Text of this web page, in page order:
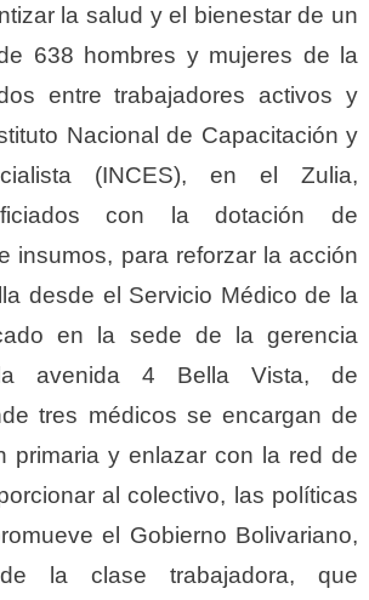
la salud y el bienestar de un
638 hombres y mujeres de la
entre trabajadores activos y
Nacional de Capacitación y
(INCES), en el Zulia,
con la dotación de
insumos, para reforzar la acción
desde el Servicio Médico de la
en la sede de la gerencia
avenida 4 Bella Vista, de
tres médicos se encargan de
primaria y enlazar con la red de
al colectivo, las políticas
el Gobierno Bolivariano,
la clase trabajadora, que